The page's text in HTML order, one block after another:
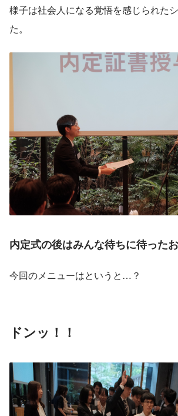
様子は社会人になる覚悟を感じられた
た。
内定式の後はみんな待ちに待ったお
今回のメニューはというと…？
ドンッ！！